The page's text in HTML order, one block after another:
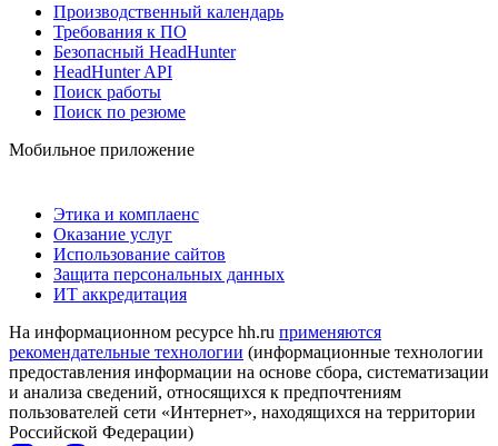
Производственный календарь
Требования к ПО
Безопасный HeadHunter
HeadHunter API
Поиск работы
Поиск по резюме
Мобильное приложение
Этика и комплаенс
Оказание услуг
Использование сайтов
Защита персональных данных
ИТ аккредитация
На информационном ресурсе hh.ru применяются
рекомендательные технологии (информационные технологии
предоставления информации на основе сбора, систематизации
и анализа сведений, относящихся к предпочтениям
пользователей сети «Интернет», находящихся на территории
Российской Федерации)